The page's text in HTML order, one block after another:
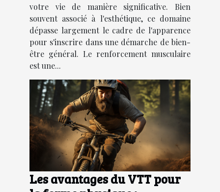
votre vie de manière significative. Bien
souvent associé à l'esthétique, ce domaine
dépasse largement le cadre de l'apparence
pour s'inscrire dans une démarche de bien-
être général. Le renforcement musculaire
est une...
Les avantages du VTT pour